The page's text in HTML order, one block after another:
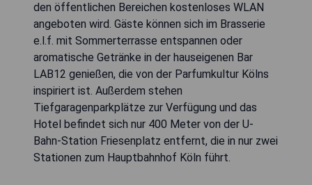
den öffentlichen Bereichen kostenloses WLAN
angeboten wird. Gäste können sich im Brasserie
e.l.f. mit Sommerterrasse entspannen oder
aromatische Getränke in der hauseigenen Bar
LAB12 genießen, die von der Parfumkultur Kölns
inspiriert ist. Außerdem stehen
Tiefgaragenparkplätze zur Verfügung und das
Hotel befindet sich nur 400 Meter von der U-
Bahn-Station Friesenplatz entfernt, die in nur zwei
Stationen zum Hauptbahnhof Köln führt.